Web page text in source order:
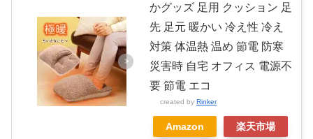
かグッズ 足用 クッション 足
先 足元 暖かい 冷え性 冷え
対策 体温熱 温め 節電 防寒
災害時 自宅 オフィス 電源不
要 節電 エコ
created by Rinker
Amazon 楽天市場